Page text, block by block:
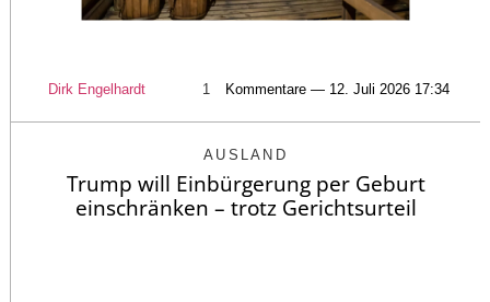
Dirk Engelhardt 1 Kommentare — 12. Juli 2026 17:34
AUSLAND
Trump will Einbürgerung per Geburt
einschränken – trotz Gerichtsurteil